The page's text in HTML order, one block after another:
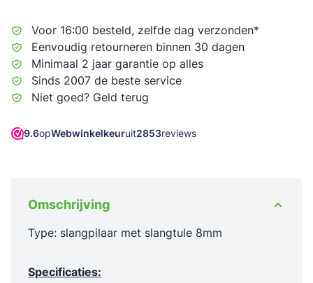
Voor 16:00 besteld, zelfde dag verzonden*
Eenvoudig retourneren binnen 30 dagen
Minimaal 2 jaar garantie op alles
Sinds 2007 de beste service
Niet goed? Geld terug
9.6opWebwinkelkeuruit2853reviews
Omschrijving
Type: slangpilaar met slangtule 8mm
Specificaties: